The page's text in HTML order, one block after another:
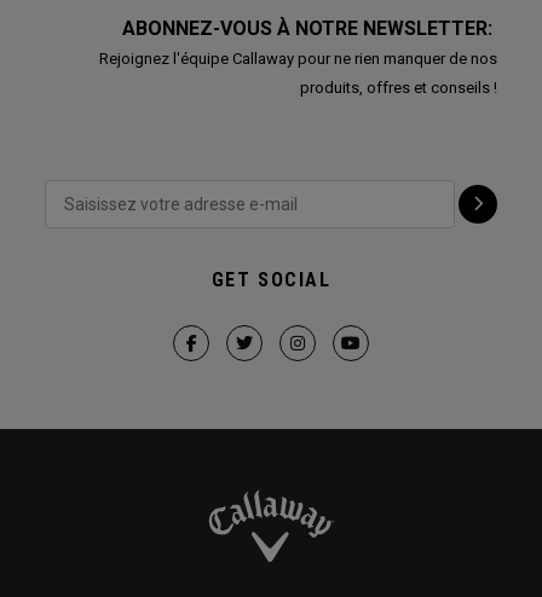
ABONNEZ-VOUS À NOTRE NEWSLETTER:
Rejoignez l'équipe Callaway pour ne rien manquer de nos
produits, offres et conseils !
GET SOCIAL